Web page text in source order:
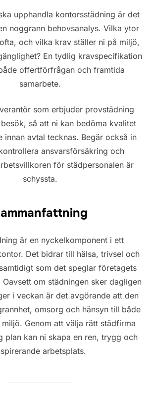
upphandla kontorsstädning är det
noggrann behovsanalys. Vilka ytor
och vilka krav ställer ni på miljö,
En tydlig kravspecifikation
offertförfrågan och framtida
samarbete.
som erbjuder provstädning
så att ni kan bedöma kvalitet
innan avtal tecknas. Begär också in
ansvarsförsäkring och
för städpersonalen är
schyssta.
är en nyckelkomponent i ett
Det bidrar till hälsa, trivsel och
som det speglar företagets
om städningen sker dagligen
i veckan är det avgörande att den
omsorg och hänsyn till både
Genom att välja rätt städfirma
plan kan ni skapa en ren, trygg och
arbetsplats.